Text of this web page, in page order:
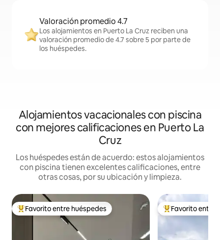
Valoración promedio 4.7
Los alojamientos en Puerto La Cruz reciben una
valoración promedio de 4.7 sobre 5 por parte de
los huéspedes.
Alojamientos vacacionales con piscina
con mejores calificaciones en Puerto La
Cruz
Los huéspedes están de acuerdo: estos alojamientos
con piscina tienen excelentes calificaciones, entre
otras cosas, por su ubicación y limpieza.
Favorito entre huéspedes preferido
Favorito entre huéspedes Favorito entre
Favorito entre